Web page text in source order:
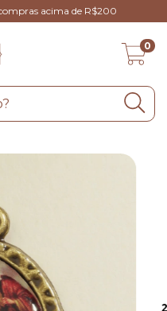
acima de R$200
0